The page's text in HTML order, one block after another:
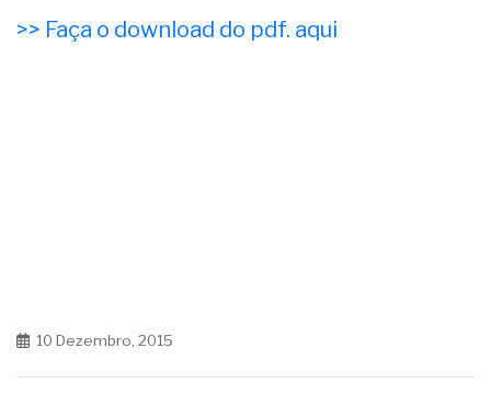
>> Faça o download do pdf. aqui
10 Dezembro, 2015